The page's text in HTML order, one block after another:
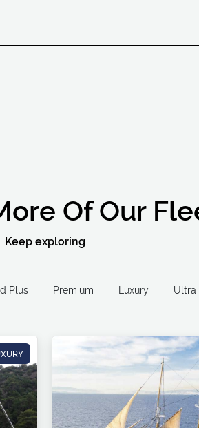
Of Our
Keep exploring
Plus Premium Luxury